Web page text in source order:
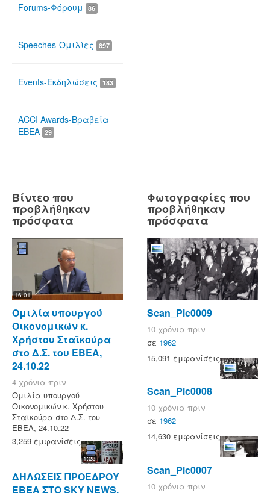
Forums-Φόρουμ 86
Speeches-Ομιλίες 897
Events-Εκδηλώσεις 183
ACCI Awards-Βραβεία
ΕΒΕΑ 29
Βίντεο που
προβλήθηκαν
πρόσφατα
16:01
Ομιλία υπουργού
Οικονομικών κ.
Χρήστου Σταϊκούρα
στο Δ.Σ. του ΕΒΕΑ,
24.10.22
4 χρόνια πριν
Ομιλία υπουργού
Οικονομικών κ. Χρήστου
Σταϊκούρα στο Δ.Σ. του
ΕΒΕΑ, 24.10.22
3,259 εμφανίσεις
1:28
ΔΗΛΩΣΕΙΣ ΠΡΟΕΔΡΟΥ
ΕΒΕΑ ΣΤΟ SKY NEWS,
Φωτογραφίες που
προβλήθηκαν
πρόσφατα
Scan_Pic0009
10 χρόνια πριν
σε 1962
15,091 εμφανίσεις
Scan_Pic0008
10 χρόνια πριν
σε 1962
14,630 εμφανίσεις
Scan_Pic0007
10 χρόνια πριν